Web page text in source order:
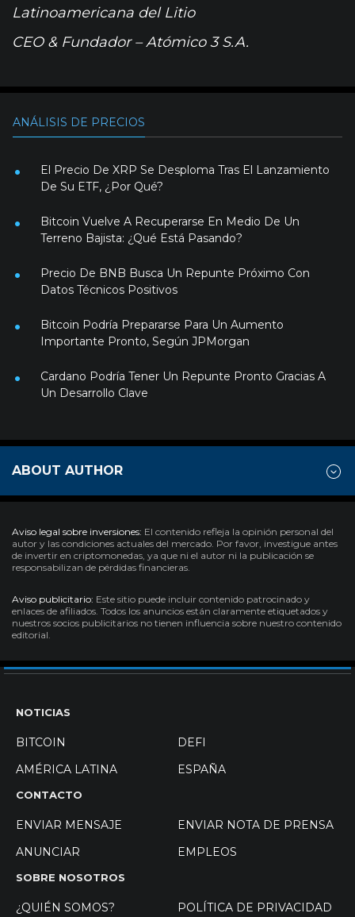
Latinoamericana del Litio
CEO & Fundador – Atómico 3 S.A.
ANÁLISIS DE PRECIOS
El Precio De XRP Se Desploma Tras El Lanzamiento
De Su ETF, ¿Por Qué?
Bitcoin Vuelve A Recuperarse En Medio De Un
Terreno Bajista: ¿Qué Está Pasando?
Precio De BNB Busca Un Repunte Próximo Con
Datos Técnicos Positivos
Bitcoin Podría Prepararse Para Un Aumento
Importante Pronto, Según JPMorgan
Cardano Podría Tener Un Repunte Pronto Gracias A
Un Desarrollo Clave
ABOUT AUTHOR
Aviso legal sobre inversiones: El contenido refleja la opinión personal del
autor y las condiciones actuales del mercado. Por favor, investigue antes
de invertir en criptomonedas, ya que ni el autor ni la publicación se
responsabilizan de pérdidas financieras.
Aviso publicitario: Este sitio puede incluir contenido patrocinado y
enlaces de afiliados. Todos los anuncios están claramente etiquetados y
nuestros socios publicitarios no tienen influencia sobre nuestro contenido
editorial.
NOTICIAS
BITCOIN
DEFI
AMÉRICA LATINA
ESPAÑA
CONTACTO
ENVIAR MENSAJE
ENVIAR NOTA DE PRENSA
ANUNCIAR
EMPLEOS
SOBRE NOSOTROS
¿QUIÉN SOMOS? POLÍTICA DE PRIVACIDAD